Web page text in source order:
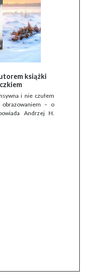
książki
i nie czułem
obrazowaniem – o
Andrzej H.